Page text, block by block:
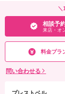
＼
相談予
来店・オ
料金プラ
問い合わせる